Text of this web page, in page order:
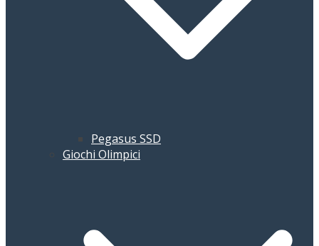
Pegasus SSD
Giochi Olimpici